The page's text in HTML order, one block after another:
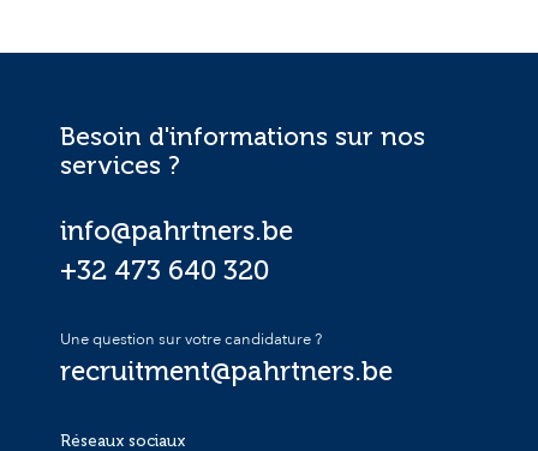
Besoin d'informations sur nos
services ?
info@pahrtners.be
+32 473 640 320
Une question sur votre candidature ?
recruitment@pahrtners.be
Réseaux sociaux